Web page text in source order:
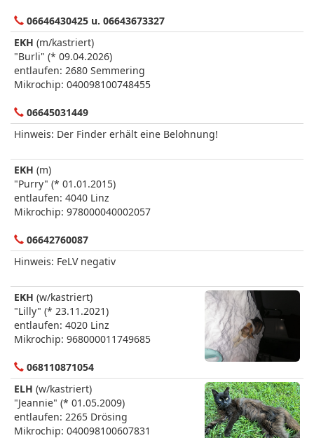
06646430425 u. 06643673327
EKH (m/kastriert)
"Burli" (* 09.04.2026)
entlaufen: 2680 Semmering
Mikrochip: 040098100748455
06645031449
Hinweis: Der Finder erhält eine Belohnung!
EKH (m)
"Purry" (* 01.01.2015)
entlaufen: 4040 Linz
Mikrochip: 978000040002057
06642760087
Hinweis: FeLV negativ
EKH (w/kastriert)
"Lilly" (* 23.11.2021)
entlaufen: 4020 Linz
Mikrochip: 968000011749685
068110871054
ELH (w/kastriert)
"Jeannie" (* 01.05.2009)
entlaufen: 2265 Drösing
Mikrochip: 040098100607831